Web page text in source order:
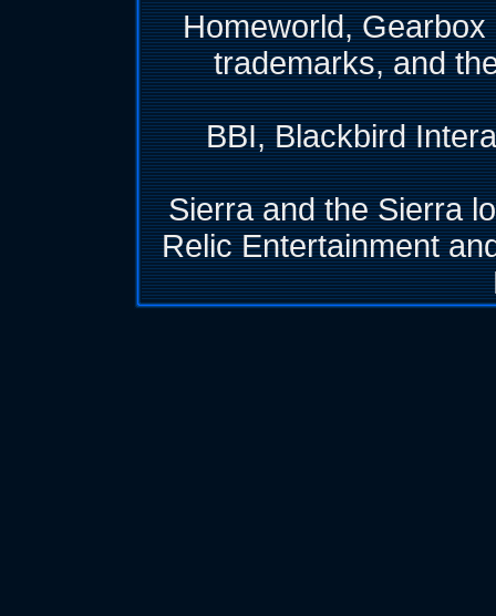
Homeworld,
trademarks, and
BBI, Blackbird
Sierra and the Sierra
Relic Entertainment